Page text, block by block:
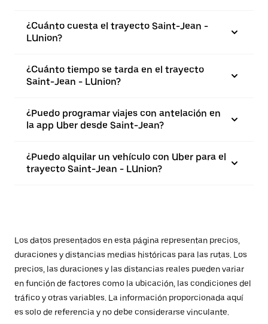
¿Cuánto cuesta el trayecto Saint-Jean -
LUnion?
¿Cuánto tiempo se tarda en el trayecto
Saint-Jean - LUnion?
¿Puedo programar viajes con antelación en
la app Uber desde Saint-Jean?
¿Puedo alquilar un vehículo con Uber para el
trayecto Saint-Jean - LUnion?
Los datos presentados en esta página representan precios,
duraciones y distancias medias históricas para las rutas. Los
precios, las duraciones y las distancias reales pueden variar
en función de factores como la ubicación, las condiciones del
tráfico y otras variables. La información proporcionada aquí
es solo de referencia y no debe considerarse vinculante.